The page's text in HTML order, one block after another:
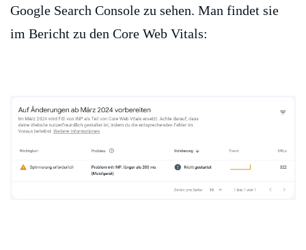
Google Search Console zu sehen. Man findet sie
im Bericht zu den Core Web Vitals: